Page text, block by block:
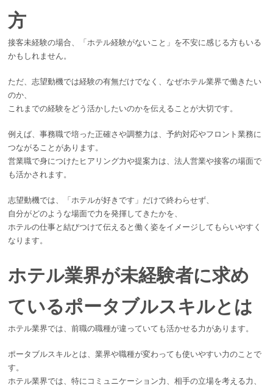
方
接客未経験の場合、「ホテル経験がないこと」を不安に感じる方もいる
かもしれません。
ただ、志望動機では経験の有無だけでなく、なぜホテル業界で働きたい
のか、
これまでの経験をどう活かしたいのかを伝えることが大切です。
例えば、事務職で培った正確さや調整力は、予約対応やフロント業務に
つながることがあります。
営業職で身につけたヒアリング力や提案力は、法人営業や接客の場面で
も活かされます。
志望動機では、「ホテルが好きです」だけで終わらせず、
自分がどのような場面で力を発揮してきたかを、
ホテルの仕事と結びつけて伝えると働く姿をイメージしてもらいやすく
なります。
ホテル業界が未経験者に求め
ているポータブルスキルとは
ホテル業界では、前職の職種が違っていても活かせる力があります。
ポータブルスキルとは、業界や職種が変わっても使いやすい力のことで
す。
ホテル業界では、特にコミュニケーション力、相手の立場を考える力、